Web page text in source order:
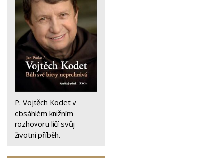
P. Vojtěch Kodet v
obsáhlém knižním
rozhovoru líčí svůj
životní příběh.